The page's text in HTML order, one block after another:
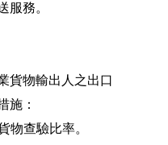
服務。
貨物輸出人之出口
施：
物查驗比率。